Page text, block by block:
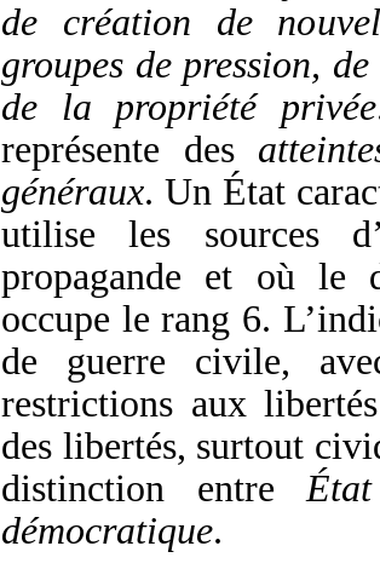
de création de
groupes de pression,
de la propriété privée
représente des
généraux. Un État
utilise les sources
propagande et où le
occupe le rang 6.
de guerre civile,
restrictions aux
des libertés, surtout
distinction entre
démocratique.